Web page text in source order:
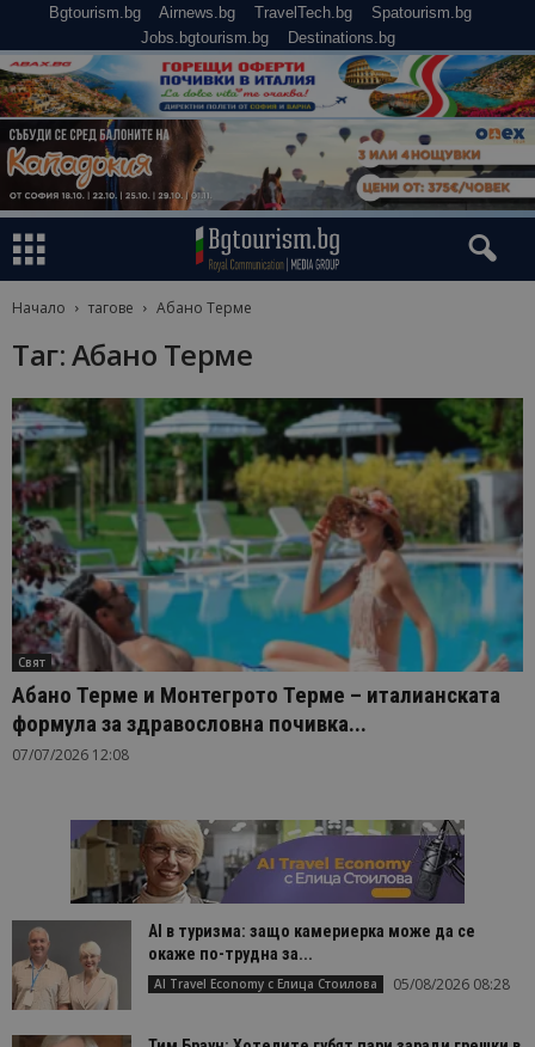
Bgtourism.bg Airnews.bg TravelTech.bg
Spatourism.bg
Jobs.bgtourism.bg
Destinations.bg
Начало тагове Абано Терме
Таг: Абано Терме
Свят
Абано Терме и Монтегрото Терме – италианската
формула за здравословна почивка...
07/07/2026 12:08
AI в туризма: защо камериерка може да се
окаже по-трудна за...
AI Travel Economy с Елица Стоилова 05/08/2026 08:28